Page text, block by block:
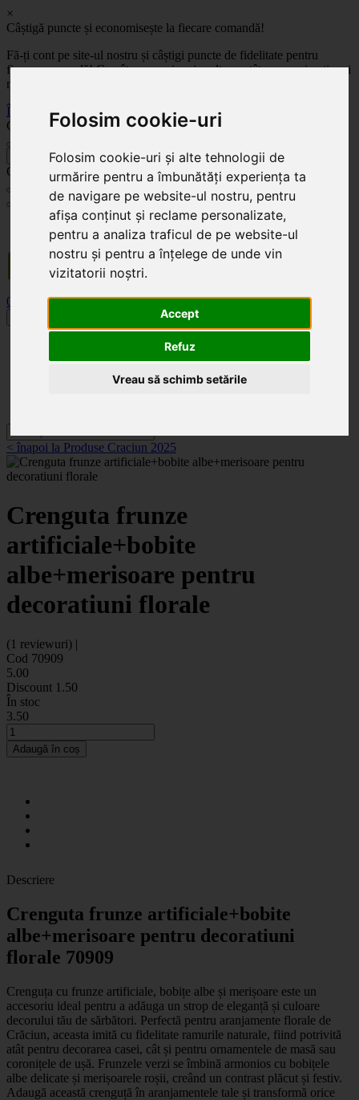
Folosim cookie-uri
Folosim cookie-uri și alte tehnologii de
urmărire pentru a îmbunătăți experiența ta
de navigare pe website-ul nostru, pentru
afișa conținut și reclame personalizate,
pentru a analiza traficul de pe website-ul
nostru și pentru a înțelege de unde vin
vizitatorii noștri.
Accept
Refuz
Vreau să schimb setările
×
Câștigă puncte și economisește la fiecare comandă!
Fă-ți cont pe site-ul nostru și câștigi puncte de fidelitate pentru
fiecare comandă! Cu cât comanzi mai mult, cu atât economisești mai
mult!
Înregistrează-te acum
Celoplast
Celoplast
Transportul este GRATUIT pentru comenzile mai mari de 350 Lei. Comanda minimă în
valoare de 100 Lei. Expediere în 1 - 2 zile lucrătoare.
0
Categorii
< înapoi la Produse Craciun 2025
Crenguta frunze
artificiale+bobite
albe+merisoare pentru
decoratiuni florale
(1 reviewuri) |
Cod 70909
5.00
Discount 1.50
În stoc
3.50
Adaugă în coș
Descriere
Crenguta frunze artificiale+bobite
albe+merisoare pentru decoratiuni
florale 70909
Crenguța cu frunze artificiale, bobițe albe și merișoare este un
accesoriu ideal pentru a adăuga un strop de eleganță și culoare
decorului tău de sărbători. Perfectă pentru aranjamente florale de
Crăciun, aceasta imită cu fidelitate ramurile naturale, fiind potrivită
atât pentru decorarea casei, cât și pentru ornamentele de masă sau
coronițele de ușă. Frunzele verzi se îmbină armonios cu bobițele
albe delicate și merișoarele roșii, creând un contrast plăcut și festiv.
Adaugă această crenguță în aranjamentele tale și transformă orice